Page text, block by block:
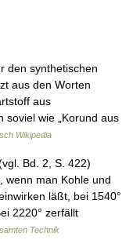
den synthetischen
aus den Worten
aus
soviel wie „Korund aus
Wikipedia
Bd. 2, S. 422)
wenn man Kohle und
läßt, bei 1540°
2220° zerfällt
Technik